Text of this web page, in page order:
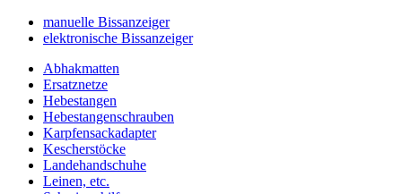
manuelle Bissanzeiger
elektronische Bissanzeiger
Abhakmatten
Ersatznetze
Hebestangen
Hebestangenschrauben
Karpfensackadapter
Kescherstöcke
Landehandschuhe
Leinen, etc.